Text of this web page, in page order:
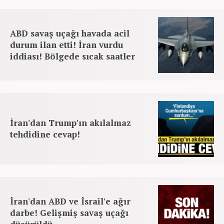
ABD savaş uçağı havada acil
durum ilan etti! İran vurdu
iddiası! Bölgede sıcak saatler
İran'dan Trump'ın akılalmaz
tehdidine cevap!
İran'dan ABD ve İsrail'e ağır
darbe! Gelişmiş savaş uçağı